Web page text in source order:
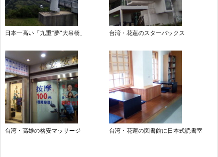
日本一高い「九重“夢”大吊橋」 台湾・花蓮のスターバックス
台湾・高雄の格安マッサージ 台湾・花蓮の図書館に日本式読書室